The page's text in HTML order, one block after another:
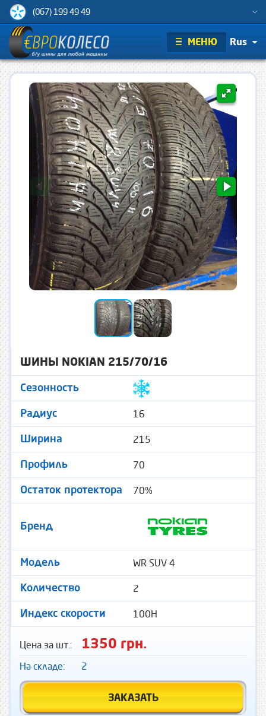
(067) 199 49 49
МЕНЮ Rus
ШИНЫ NOKIAN 215/70/16
Сезонность
Радиус 16
Ширина 215
Профиль 70
Остаток протектора 70%
Бренд
Модель WR SUV 4
Количество 2
Индекс скорости 100H
Цена за шт.: 1350 грн.
На складе: 2
ЗАКАЗАТЬ